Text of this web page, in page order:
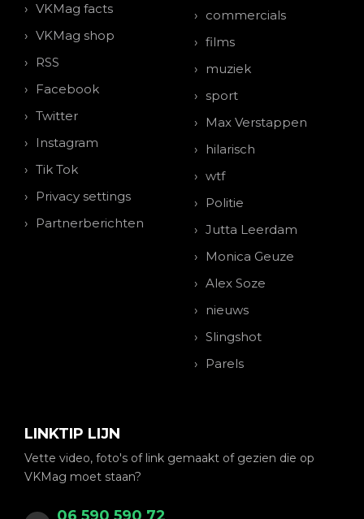
VKMag facts
VKMag shop
RSS
Facebook
Twitter
Instagram
Tik Tok
Privacy settings
Partnerberichten
commercials
films
muziek
sport
Max Verstappen
hilarisch
wtf
Politie
Jutta Leerdam
Monica Geuze
Alex Soze
nieuws
Slingshot
Parels
LINKTIP LIJN
Vette video, foto's of link gemaakt of gezien die op
VKMag moet staan?